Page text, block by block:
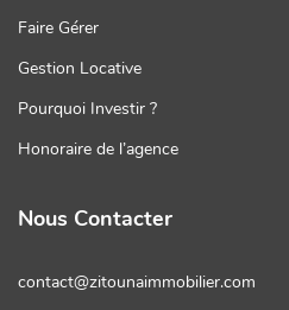
Faire Gérer
Gestion Locative
Pourquoi Investir ?
Honoraire de l’agence
Nous Contacter
contact@zitounaimmobilier.com